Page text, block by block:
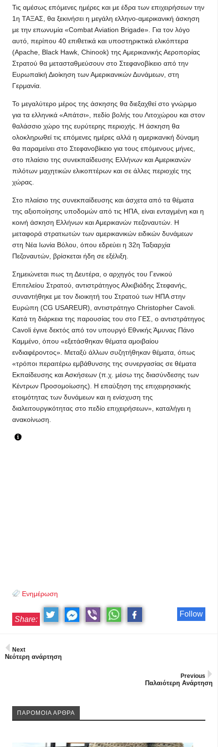
Τις αμέσως επόμενες ημέρες και με έδρα των επιχειρήσεων την
1η ΤΑΞΑΣ, θα ξεκινήσει η μεγάλη ελληνο-αμερικανική άσκηση
με την επωνυμία «Combat Aviation Brigade». Για τον λόγο
αυτό, περίπου 40 επιθετικά και υποστηρικτικά ελικόπτερα
(Apache, Black Hawk, Chinook) της Αμερικανικής Αεροπορίας
Στρατού θα μετασταθμεύσουν στο Στεφανοβίκειο από την
Ευρωπαϊκή Διοίκηση των Αμερικανικών Δυνάμεων, στη
Γερμανία.
Το μεγαλύτερο μέρος της άσκησης θα διεξαχθεί στο γνώριμο
για τα ελληνικά «Απάτσι», πεδίο βολής του Λιτοχώρου και στον
θαλάσσιο χώρο της ευρύτερης περιοχής. Η άσκηση θα
ολοκληρωθεί τις επόμενες ημέρες αλλά η αμερικανική δύναμη
θα παραμείνει στο Στεφανοβίκειο για τους επόμενους μήνες,
στο πλαίσιο της συνεκπαίδευσης Ελλήνων και Αμερικανών
πιλότων μαχητικών ελικοπτέρων και σε άλλες περιοχές της
χώρας.
Στο πλαίσιο της συνεκπαίδευσης και άσχετα από τα θέματα
της αξιοποίησης υποδομών από τις ΗΠΑ, είναι ενταγμένη και η
κοινή άσκηση Ελλήνων και Αμερικανών πεζοναυτών. Η
μεταφορά στρατιωτών των αμερικανικών ειδικών δυνάμεων
στη Νέα Ιωνία Βόλου, όπου εδρεύει η 32η Ταξιαρχία
Πεζοναυτών, βρίσκεται ήδη σε εξέλιξη.
Σημειώνεται πως τη Δευτέρα, ο αρχηγός του Γενικού
Επιτελείου Στρατού, αντιστράτηγος Αλκιβιάδης Στεφανής,
συναντήθηκε με τον διοικητή του Στρατού των ΗΠΑ στην
Ευρώπη (CG USAREUR), αντιστράτηγο Christopher Cavoli.
Κατά τη διάρκεια της παρουσίας του στο ΓΕΣ, ο αντιστράτηγος
Cavoli έγινε δεκτός από τον υπουργό Εθνικής Άμυνας Πάνο
Καμμένο, όπου «εξετάσθηκαν θέματα αμοιβαίου
ενδιαφέροντος». Μεταξύ άλλων συζητήθηκαν θέματα, όπως
«τρόποι περαιτέρω εμβάθυνσης της συνεργασίας σε θέματα
Εκπαίδευσης και Ασκήσεων (π.χ. μέσω της διασύνδεσης των
Κέντρων Προσομοίωσης). Η επαύξηση της επιχειρησιακής
ετοιμότητας των δυνάμεων και η ενίσχυση της
διαλειτουργικότητας στο πεδίο επιχειρήσεων», καταλήγει η
ανακοίνωση.
Ενημέρωση
Follow
Share:
Next
Νεότερη ανάρτηση
Previous
Παλαιότερη Ανάρτηση
ΠΑΡΟΜΟΙΑ ΑΡΘΡΑ